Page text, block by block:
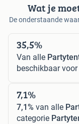
Wat je
De onderstaande
35,5%
Van alle
beschikbaar
7,1%
7,1% van alle
categorie